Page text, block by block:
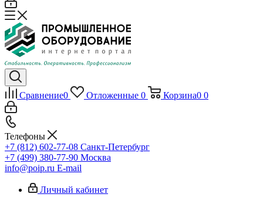
Сравнение0 Отложенные 0 Корзина0 0
Телефоны
+7 (812) 602-77-08 Санкт-Петербург
+7 (499) 380-77-90 Москва
info@poip.ru E-mail
Личный кабинет